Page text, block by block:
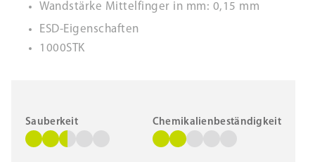
Wandstärke Mittelfinger in mm: 0,15 mm
ESD-Eigenschaften
1000STK
Sauberkeit Chemikalienbeständigkeit